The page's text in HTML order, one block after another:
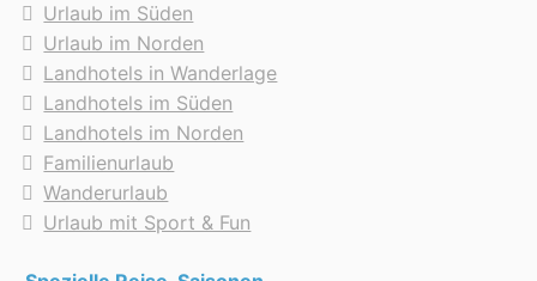
16 Kurven führen von der Strasse zum Ferienhaus.
Ein Auto ist unabdingbar. Die Aussicht und Nähe
zum Meer sind herrlich.
Die Unterkunft war schön und entsprach meiner
Erwartung
Die Unterkunft war gut und korrekt beschrieben
Ja, ich würde wieder über Teneriffa Ferienhaus
Urlaub im Süden
Urlaub im Norden
Landhotels in Wanderlage
Landhotels im Süden
Landhotels im Norden
Familienurlaub
Wanderurlaub
Urlaub mit Sport & Fun